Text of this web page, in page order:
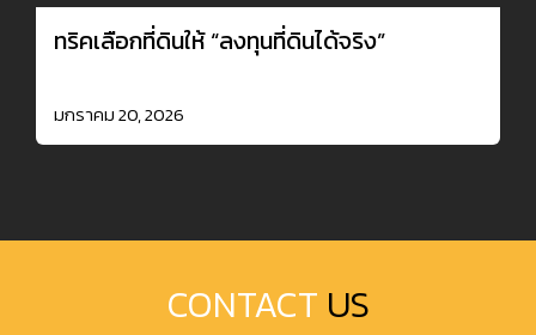
ทริคเลือกที่ดินให้ “ลงทุนที่ดินได้จริง”
มกราคม 20, 2026
CONTACT US